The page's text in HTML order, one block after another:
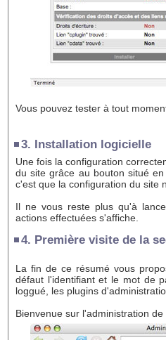
Vous pouvez tester à tout
3. Installation logicielle
Une fois la configuration
du site grâce au bouton situé
c'est que la configuration du site
Il ne vous reste plus qu'à
actions effectuées s'affiche.
4. Première visite de la
La fin de ce résumé vous
défaut l'identifiant et le mot de
loggué, les plugins
Bienvenue sur l'administration